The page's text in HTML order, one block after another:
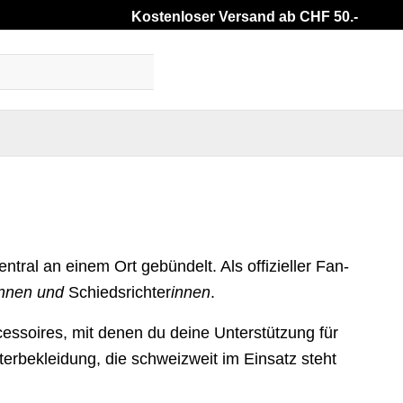
Kostenloser Versand ab CHF 50.-
an einem Ort gebündelt. Als offizieller Fan-
und Schiedsrichterinnen.
mit denen du deine Unterstützung für
die schweizweit im Einsatz steht